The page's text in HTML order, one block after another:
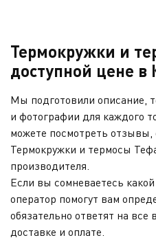
Термокружки и
доступной цене в
Мы подготовили описание,
и фотографии для каждого
можете посмотреть
Термокружки и термосы
производителя.
Если вы сомневаетесь
оператор помогут вам
обязательно ответят на все
доставке и оплате.